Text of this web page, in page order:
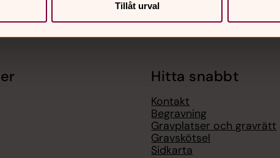
Tillåt urval
Hitta snabbt
Kontakt
Begravning
Gravplatser och gravrätt
Gravskötsel
Sidkarta